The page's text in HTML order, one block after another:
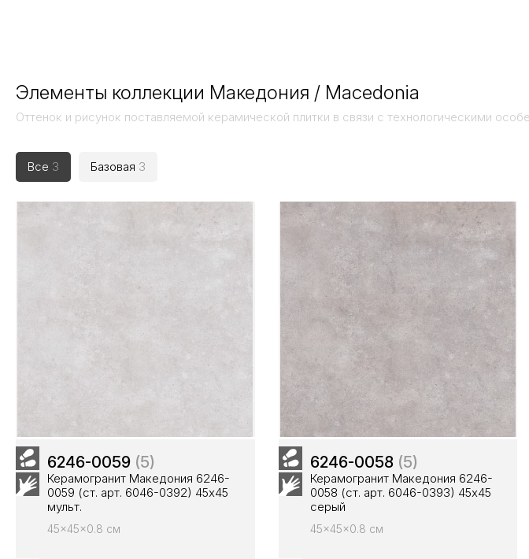
Элементы коллекции Македония / Macedonia
Оттенок и рисунок поставляемой керамической плитки в связи с технологическими
Все 3 Базовая 3
6246-0059 (5)
Керамогранит Македония 6246-
0059 (ст. арт. 6046-0392) 45х45
мульт.
45x45x0.8 см
6246-0058 (5)
Керамогранит Македония 6246-
0058 (ст. арт. 6046-0393) 45х45
серый
45x45x0.8 см